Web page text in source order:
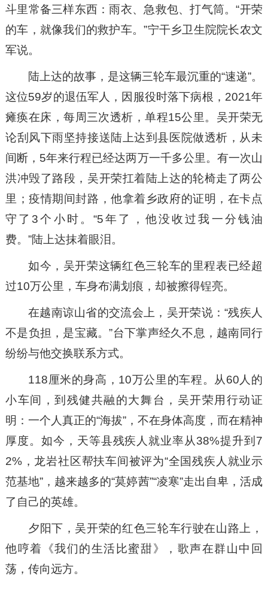
斗里常备三样东西：雨衣、急救包、打气筒。“开荣
的车，就像我们的救护车。”宁干乡卫生院院长农文
军说。
陆上达的故事，是这辆三轮车最沉重的“速递”。
这位59岁的退伍军人，因服役时落下病根，2021年
瘫痪在床，每周三次透析，单程15公里。吴开荣无
论刮风下雨坚持接送陆上达到县医院做透析，从未
间断，5年来行程已经达两万一千多公里。有一次山
洪冲毁了路段，吴开荣扛着陆上达的轮椅走了两公
里；疫情期间封路，他拿着乡政府的证明，在卡点
守了3个小时。“5年了，他没收过我一分钱油
费。”陆上达抹着眼泪。
如今，吴开荣这辆红色三轮车的里程表已经超
过10万公里，车身布满划痕，却被擦得锃亮。
在越南谅山省的交流会上，吴开荣说：“残疾人
不是负担，是宝藏。”台下掌声经久不息，越南同行
纷纷与他交换联系方式。
118厘米的身高，10万公里的车程。从60人的
小车间，到残健共融的大舞台，吴开荣用行动证
明：一个人真正的“海拔”，不在身体高度，而在精神
厚度。如今，天等县残疾人就业率从38%提升到7
2%，龙岩社区帮扶车间被评为“全国残疾人就业示
范基地”，越来越多的“莫婷茜”“凌寒”走出自卑，活成
了自己的英雄。
夕阳下，吴开荣的红色三轮车行驶在山路上，
他哼着《我们的生活比蜜甜》，歌声在群山中回
荡，传向远方。